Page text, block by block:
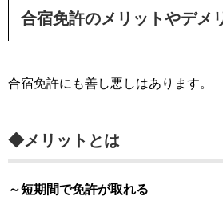
合宿免許のメリットやデメ
合宿免許にも善し悪しはあります。
◆メリットとは
～短期間で免許が取れる